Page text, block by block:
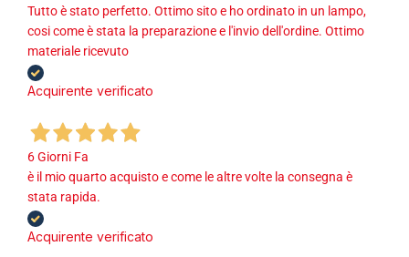
Tutto è stato perfetto. Ottimo sito e ho ordinato in un lampo,
cosi come è stata la preparazione e l'invio dell'ordine. Ottimo
materiale ricevuto
Acquirente verificato
6 Giorni Fa
è il mio quarto acquisto e come le altre volte la consegna è
stata rapida.
Acquirente verificato